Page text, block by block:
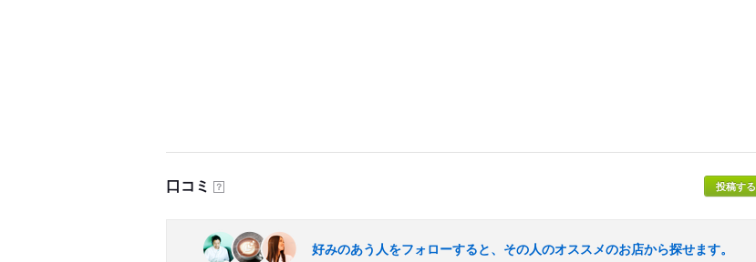
口コミ ？ 投稿する
好みのあう人をフォローすると、その人のオススメのお店から探せます。